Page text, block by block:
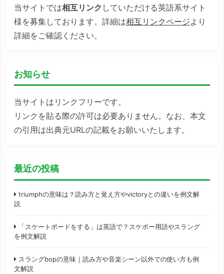
当サイトでは相互リンク していただける英語系サイト
様を募集しております。詳細は相互リンクページより
詳細をご確認ください。
お知らせ
当サイトはリンクフリーです。
リンクを貼る際の許可は必要ありません。なお、本文
の引用は出典元URLの記載をお願いいたします。
最近の投稿
triumphの意味は？読み方と覚え方やvictoryとの違いを例文解
説
「スケートボードをする」は英語で？スケボー用語やスラング
を例文解説
スラングbopの意味｜読み方や音楽シーン以外での使い方も例
文解説